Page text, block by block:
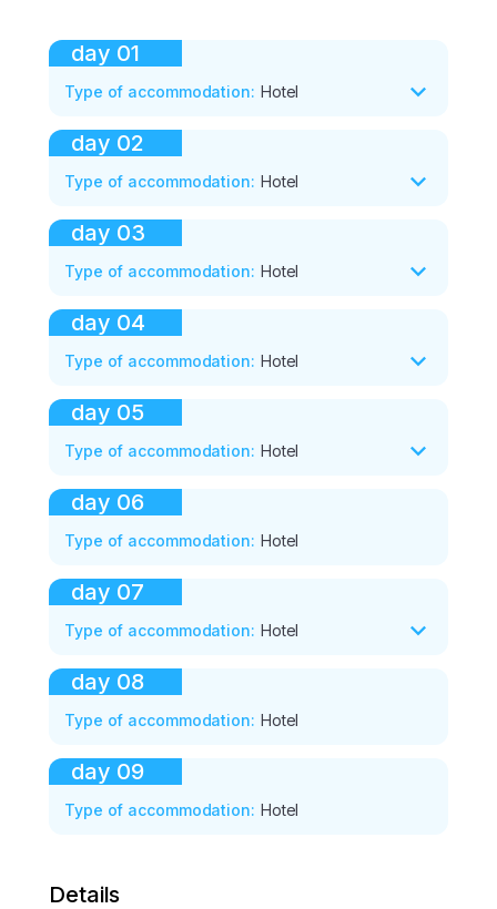
day 01
Type of accommodation: Hotel
day 02
Type of accommodation: Hotel
day 03
Type of accommodation: Hotel
day 04
Type of accommodation: Hotel
day 05
Type of accommodation: Hotel
day 06
Type of accommodation: Hotel
day 07
Type of accommodation: Hotel
day 08
Type of accommodation: Hotel
day 09
Type of accommodation: Hotel
Details